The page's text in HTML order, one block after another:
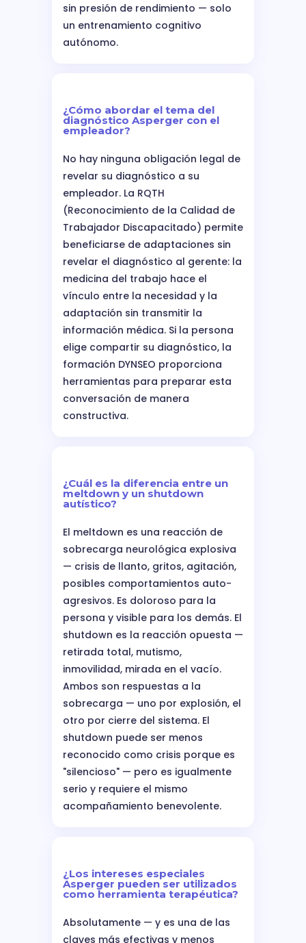
sin presión de rendimiento — solo
un entrenamiento cognitivo
autónomo.
¿Cómo abordar el tema del
diagnóstico Asperger con el
empleador?
No hay ninguna obligación legal de
revelar su diagnóstico a su
empleador. La RQTH
(Reconocimiento de la Calidad de
Trabajador Discapacitado) permite
beneficiarse de adaptaciones sin
revelar el diagnóstico al gerente: la
medicina del trabajo hace el
vínculo entre la necesidad y la
adaptación sin transmitir la
información médica. Si la persona
elige compartir su diagnóstico, la
formación DYNSEO proporciona
herramientas para preparar esta
conversación de manera
constructiva.
¿Cuál es la diferencia entre un
meltdown y un shutdown
autístico?
El meltdown es una reacción de
sobrecarga neurológica explosiva
— crisis de llanto, gritos, agitación,
posibles comportamientos auto-
agresivos. Es doloroso para la
persona y visible para los demás. El
shutdown es la reacción opuesta —
retirada total, mutismo,
inmovilidad, mirada en el vacío.
Ambos son respuestas a la
sobrecarga — uno por explosión, el
otro por cierre del sistema. El
shutdown puede ser menos
reconocido como crisis porque es
"silencioso" — pero es igualmente
serio y requiere el mismo
acompañamiento benevolente.
¿Los intereses especiales
Asperger pueden ser utilizados
como herramienta terapéutica?
Absolutamente — y es una de las
claves más efectivas y menos